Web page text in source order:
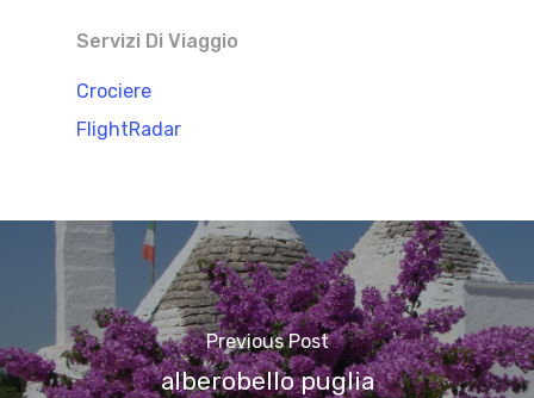
Servizi Di Viaggio
Crociere
FlightRadar
Previous Post
alberobello puglia